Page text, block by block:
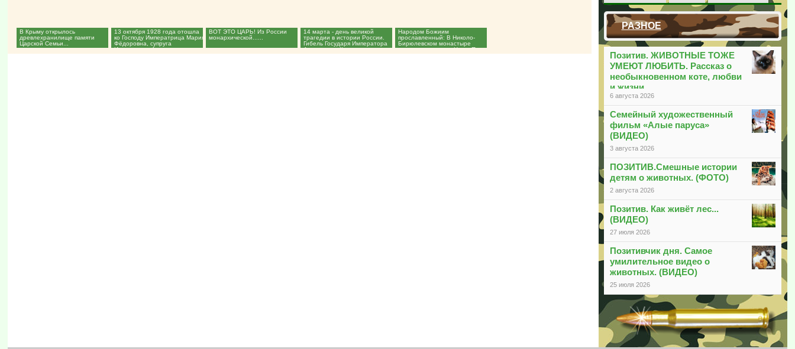
РАЗНОЕ
Позитив. ЖИВОТНЫЕ ТОЖЕ
УМЕЮТ ЛЮБИТЬ. Рассказ о
необыкновенном коте, любви
и жизни
6 августа 2026
Семейный художественный
фильм «Алые паруса»
(ВИДЕО)
3 августа 2026
ПОЗИТИВ.Смешные истории
детям о животных. (ФОТО)
2 августа 2026
Позитив. Как живёт лес...
(ВИДЕО)
27 июля 2026
Позитивчик дня. Самое
умилительное видео о
животных. (ВИДЕО)
25 июля 2026
В Крыму открылось
древлехранилище памяти
Царской Семьи...
13 октября 1928 года отошла
ко Господу Императрица Мария
Фёдоровна, супруга
Императора Александра...
ВОТ ЭТО ЦАРЬ! Из России
монархической......
14 марта - день великой
трагедии в истории России.
Гибель Государя Императора
Александра II...
Народом Божиим
прославленный: В Николо-
Бирюлевском монастыре
освятили памятник Царю Павлу
I...